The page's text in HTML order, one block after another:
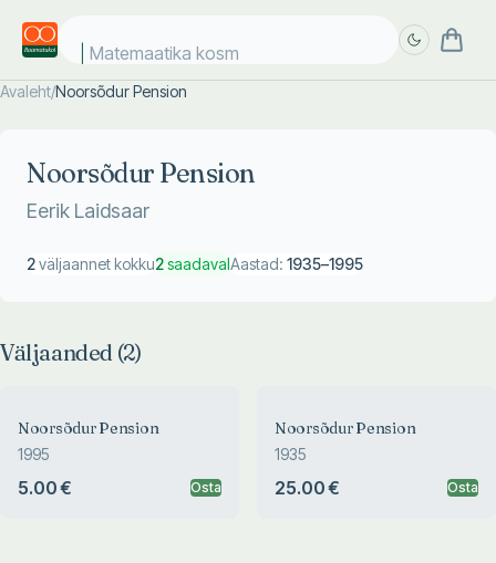
Matemaatika kosmo
Avaleht/Noorsõdur Pension
Noorsõdur Pension
Eerik Laidsaar
2väljaannet kokku2saadavalAastad: 1935–1995
Väljaanded (2)
Noorsõdur Pension
1995
5.00 € Osta
Noorsõdur Pension
1935
25.00 € Osta